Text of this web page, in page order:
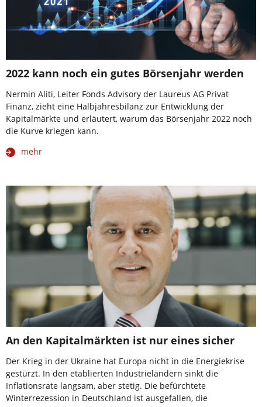
2022 kann noch ein gutes Börsenjahr werden
Nermin Aliti, Leiter Fonds Advisory der Laureus AG Privat
Finanz, zieht eine Halbjahresbilanz zur Entwicklung der
Kapitalmärkte und erläutert, warum das Börsenjahr 2022 noch
die Kurve kriegen kann.
mehr
An den Kapitalmärkten ist nur eines sicher
Der Krieg in der Ukraine hat Europa nicht in die Energiekrise
gestürzt. In den etablierten Industrieländern sinkt die
Inflationsrate langsam, aber stetig. Die befürchtete
Winterrezession in Deutschland ist ausgefallen, die